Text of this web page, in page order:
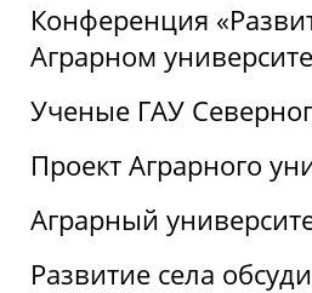
Конференция
Аграрном
Ученые ГАУ
Проект Аграрного
Аграрный
Развитие села